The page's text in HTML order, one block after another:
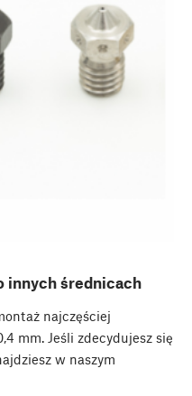
innych średnicach
najczęściej
mm. Jeśli zdecydujesz się
w naszym